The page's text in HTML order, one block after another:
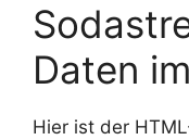
Daten
Hier ist der